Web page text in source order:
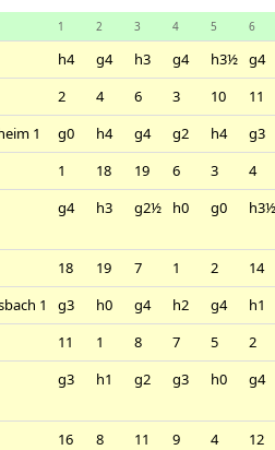
1 2 3 4 5 6
h4 g4 h3 g4 h3½ g4
2
4 6 3 10
11
1 g0 h4 g4 g2 h4
g3
1
18 19 6 3
4
g4 h3 g2½ h0 g0
18 19 7 1 2
14
1 g3 h0 g4 h2 g4
h1
11
1 8 7 5
2
g3 h1 g2 g3 h0 g4
16 8 11 9 4
12